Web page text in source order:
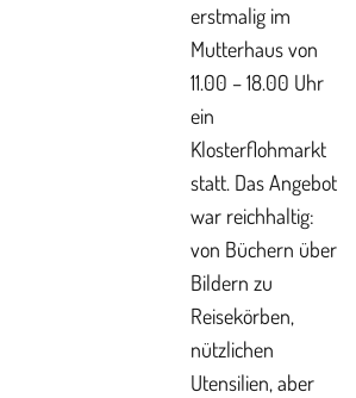
erstmalig im
Mutterhaus von
11.00 – 18.00 Uhr
ein
Klosterflohmarkt
statt. Das Angebot
war reichhaltig:
von Büchern über
Bildern zu
Reisekörben,
nützlichen
Utensilien, aber